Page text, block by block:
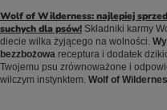
Wolf of Wilderness: najlepiej
suchych dla psów! Składniki karmy
diecie wilka żyjącego na wolności.
bezzbożowa receptura i dodatek
Twojemu psu zrównoważone i
wilczym instynktem. Wolf of